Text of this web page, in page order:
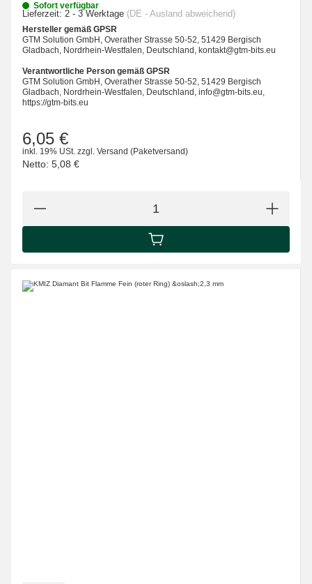
Sofort verfügbar
Lieferzeit: 2 - 3 Werktage (DE - Ausland abweichend)
Hersteller gemäß GPSR
GTM Solution GmbH, Overather Strasse 50-52, 51429 Bergisch
Gladbach, Nordrhein-Westfalen, Deutschland, kontakt@gtm-bits.eu
Verantwortliche Person gemäß GPSR
GTM Solution GmbH, Overather Strasse 50-52, 51429 Bergisch
Gladbach, Nordrhein-Westfalen, Deutschland, info@gtm-bits.eu,
https://gtm-bits.eu
6,05 €
inkl. 19% USt. zzgl. Versand (Paketversand)
Netto: 5,08 €
IN DEN WARENKORB